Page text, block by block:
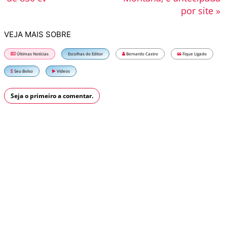
por site »
VEJA MAIS SOBRE
Últimas Notícias Escolhas do Editor Bernardo Castro Fique Ligado
Seu Bolso Vídeos
Seja o primeiro a comentar.